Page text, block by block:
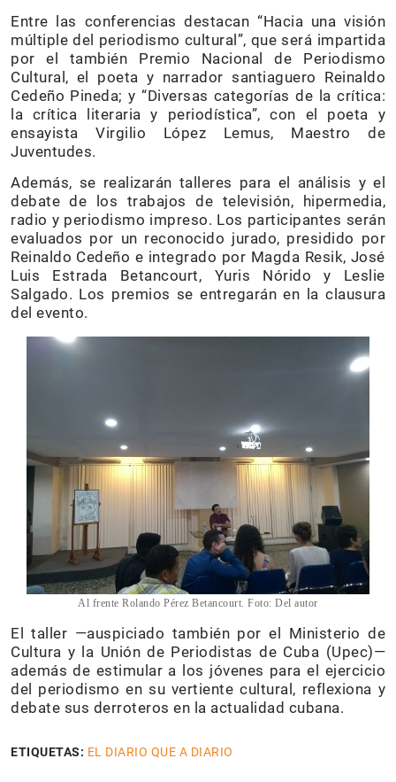
Entre las conferencias destacan “Hacia una visión
múltiple del periodismo cultural”, que será impartida
por el también Premio Nacional de Periodismo
Cultural, el poeta y narrador santiaguero Reinaldo
Cedeño Pineda; y “Diversas categorías de la crítica:
la crítica literaria y periodística”, con el poeta y
ensayista Virgilio López Lemus, Maestro de
Juventudes.
Además, se realizarán talleres para el análisis y el
debate de los trabajos de televisión, hipermedia,
radio y periodismo impreso. Los participantes serán
evaluados por un reconocido jurado, presidido por
Reinaldo Cedeño e integrado por Magda Resik, José
Luis Estrada Betancourt, Yuris Nórido y Leslie
Salgado. Los premios se entregarán en la clausura
del evento.
Al frente Rolando Pérez Betancourt. Foto: Del autor
El taller —auspiciado también por el Ministerio de
Cultura y la Unión de Periodistas de Cuba (Upec)—
además de estimular a los jóvenes para el ejercicio
del periodismo en su vertiente cultural, reflexiona y
debate sus derroteros en la actualidad cubana.
ETIQUETAS: EL DIARIO QUE A DIARIO